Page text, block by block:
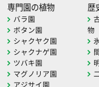
専門園の植物
バラ園
ボタン園
シャクヤク園
シャクナゲ園
ツバキ園
マグノリア園
アジサイ園
歴
物